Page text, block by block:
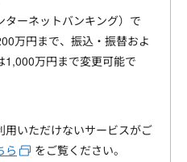
ターネットバンキング）で
万円まで、振込・振替およ
1,000万円まで変更可能で
用いただけないサービスがご
ら をご覧ください。